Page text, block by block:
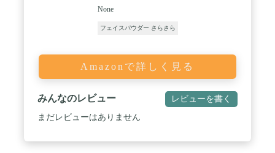
None
フェイスパウダー さらさら
Amazonで詳しく見る
みんなのレビュー レビューを書く
まだレビューはありません